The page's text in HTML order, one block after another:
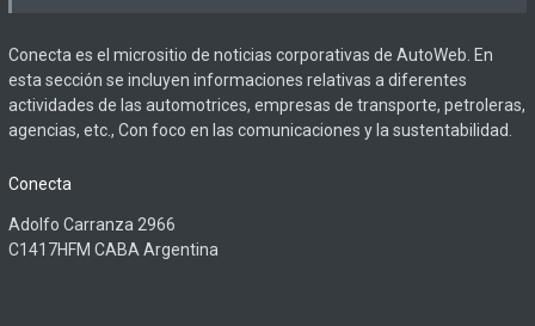
Conecta es el micrositio de noticias corporativas de AutoWeb. En
esta sección se incluyen informaciones relativas a diferentes
actividades de las automotrices, empresas de transporte, petroleras,
agencias, etc., Con foco en las comunicaciones y la sustentabilidad.
Conecta
Adolfo Carranza 2966
C1417HFM CABA Argentina